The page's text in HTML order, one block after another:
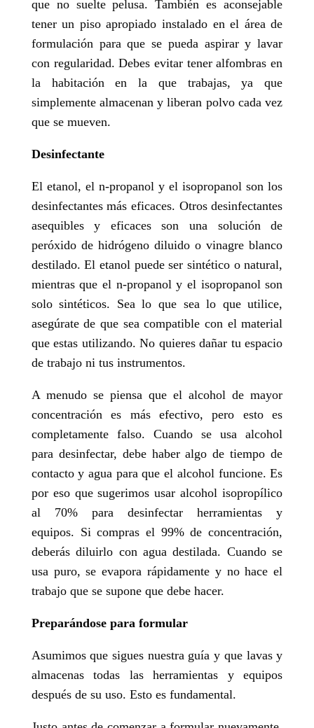
que no suelte pelusa. También es aconsejable
tener un piso apropiado instalado en el área de
formulación para que se pueda aspirar y lavar
con regularidad. Debes evitar tener alfombras en
la habitación en la que trabajas, ya que
simplemente almacenan y liberan polvo cada vez
que se mueven.
Desinfectante
El etanol, el n-propanol y el isopropanol son los
desinfectantes más eficaces. Otros desinfectantes
asequibles y eficaces son una solución de
peróxido de hidrógeno diluido o vinagre blanco
destilado. El etanol puede ser sintético o natural,
mientras que el n-propanol y el isopropanol son
solo sintéticos. Sea lo que sea lo que utilice,
asegúrate de que sea compatible con el material
que estas utilizando. No quieres dañar tu espacio
de trabajo ni tus instrumentos.
A menudo se piensa que el alcohol de mayor
concentración es más efectivo, pero esto es
completamente falso. Cuando se usa alcohol
para desinfectar, debe haber algo de tiempo de
contacto y agua para que el alcohol funcione. Es
por eso que sugerimos usar alcohol isopropílico
al 70% para desinfectar herramientas y
equipos. Si compras el 99% de concentración,
deberás diluirlo con agua destilada. Cuando se
usa puro, se evapora rápidamente y no hace el
trabajo que se supone que debe hacer.
Preparándose para formular
Asumimos que sigues nuestra guía y que lavas y
almacenas todas las herramientas y equipos
después de su uso. Esto es fundamental.